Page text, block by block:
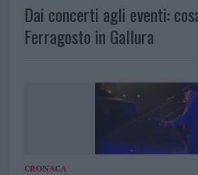
Dai concerti agli eventi:
Ferragosto in Gallura
CRONACA